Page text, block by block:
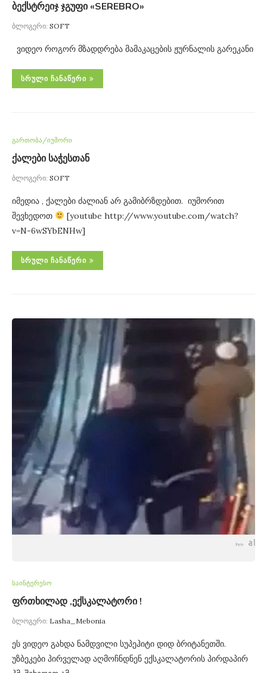
ბექსტრეიჯ ჯგუფი «SEREBRO»
ბლოგერი: SOFT
ვიდეო როგორ მზადდრება მამაკაცების ჟურნალის გარეკანი
ᲡᲠᲣᲚᲘ ᲩᲐᲜᲐᲬᲔᲠᲘ
გართობა/იუმორი
ქალები საჭესთან
ბლოგერი: SOFT
იმედია , ქალები ძალიან არ გამიბრზდებით. იუმორით
შევხედოთ
[youtube http://www.youtube.com/watch?
v=N-6wSYbENHw]
ᲡᲠᲣᲚᲘ ᲩᲐᲜᲐᲬᲔᲠᲘ
საინტერესო
ფრთხილად ,ექსკალატორი !
ბლოგერი: Lasha_Mebonia
ეს ვიდეო გახდა ნამდვილი სუპეჰიტი დიდ ბრიტანეთში.
უზბეკები პირველად აღმოჩნდნენ ექსკალატორის პირდაპირ